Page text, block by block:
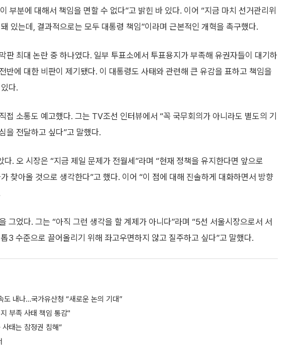
부분에 대해서 책임을 면할 수 없다”고 밝힌 바 있다. 이어 “지금 마치 선거관리위
있는데, 결과적으로는 모두 대통령 책임”이라며 근본적인 개혁을 촉구했다.
판 최대 논란 중 하나였다. 일부 투표소에서 투표용지가 부족해 유권자들이 대기하
반에 대한 비판이 제기됐다. 이 대통령도 사태와 관련해 큰 유감을 표하고 책임을
다.
접 소통도 예고했다. 그는 TV조선 인터뷰에서 “꼭 국무회의가 아니라도 별도의 기
을 전달하고 싶다”고 말했다.
. 오 시장은 “지금 제일 문제가 전월세”라며 “현재 정책을 유지한다면 앞으로
찾아올 것으로 생각한다”고 했다. 이어 “이 점에 대해 진솔하게 대화하면서 방향
그었다. 그는 “아직 그런 생각을 할 계제가 아니다”라며 “5선 서울시장으로서 서
3 수준으로 끌어올리기 위해 좌고우면하지 않고 질주하고 싶다”고 말했다.
도 내나…국가유산청 “새로운 논의 기대”
부족 사태 책임 통감"
태는 참정권 침해“